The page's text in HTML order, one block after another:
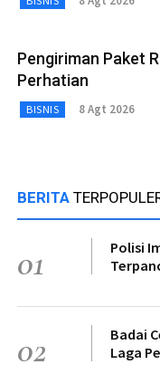
Pengiriman Paket
Perhatian
BISNIS 8 Agt 2026
BERITA
01
Polisi
02
Badai
Laga